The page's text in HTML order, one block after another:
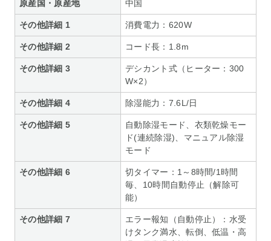
原産国・原産地 中国
その他詳細 1 消費電力：620W
その他詳細 2 コード長：1.8m
その他詳細 3
デシカント式（ヒーター：300
W×2）
その他詳細 4 除湿能力：7.6L/日
その他詳細 5
自動除湿モード、衣類乾燥モー
ド(連続除湿)、マニュアル除湿
モード
その他詳細 6
切タイマー：1～8時間/1時間
毎、10時間自動停止（解除可
能）
その他詳細 7
エラー報知（自動停止）：水受
けタンク満水、転倒、低温・高